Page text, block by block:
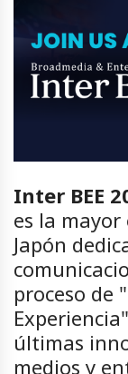
Inter BEE
es la
Japón
proceso de
últimas
medios y